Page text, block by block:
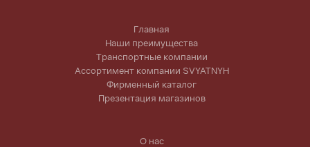
Главная
Наши преимущества
Транспортные компании
Ассортимент компании SVYATNYH
Фирменный каталог
Презентация магазинов
О нас